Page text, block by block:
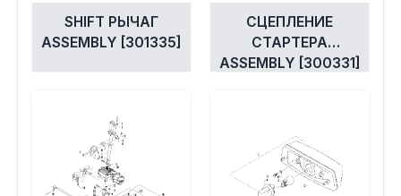
SHIFT РЫЧАГ
ASSEMBLY [301335]
СЦЕПЛЕНИЕ
СТАРТЕРА
ASSEMBLY [300331]